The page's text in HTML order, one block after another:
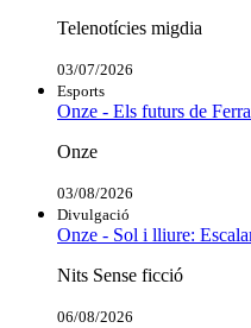
Telenotícies migdia
03/07/2026
Esports
Onze - Els futurs de
Onze
03/08/2026
Divulgació
Onze - Sol i lliure:
Nits Sense ficció
06/08/2026